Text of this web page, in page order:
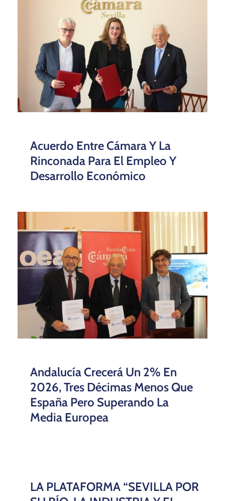
Acuerdo Entre Cámara Y La
Rinconada Para El Empleo Y
Desarrollo Económico
Andalucía Crecerá Un 2% En
2026, Tres Décimas Menos Que
España Pero Superando La
Media Europea
LA PLATAFORMA “SEVILLA POR